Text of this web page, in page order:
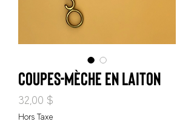
Coupes-mèche en laiton
32,00 $
Hors Taxe